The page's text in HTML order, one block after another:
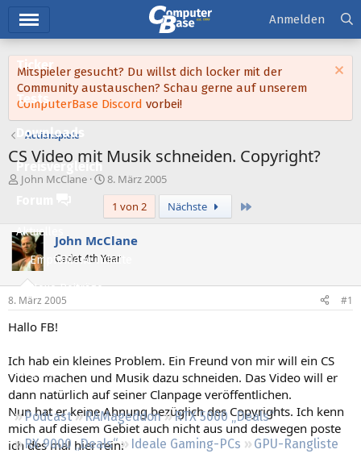
Ticker
Tests
Downloads
Preisvergleich
Aktuelles
Empfohlene Inhalte
Neue Beiträge
Regeln
Podcast RAMageddon
RTX 5000 „Deals“
RX 9000 „Deals“
Ideale Gaming-PCs
GPU-Rangliste
Anmelden
Mitspieler gesucht? Du willst dich locker mit der
Community austauschen? Schau gerne auf unserem
ComputerBase Discord vorbei!
Actionspiele
CS Video mit Musik schneiden. Copyright?
E
e
l
l
e
r
John McClane
E
r
t
e
l
m
8. März 2005
1 von 2
Nächste
John McClane
Cadet 4th Year
8. März 2005 #1
Hallo FB!
Ich hab ein kleines Problem. Ein Freund von mir will ein CS
Video machen und Musik dazu schneiden. Das Video will er
dann natürlich auf seiner Clanpage veröffentlichen.
Nun hat er keine Ahnung bezüglich des Copyrights. Ich kenn
mich auf diesem Gebiet auch nicht aus und deswegen poste
ich des mal hier rein: